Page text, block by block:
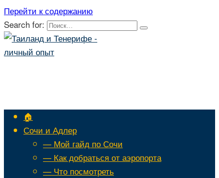
Перейти к содержанию
Search for:
🏠
Сочи и Адлер
— Мой гайд по Сочи
— Как добраться от аэропорта
— Что посмотреть